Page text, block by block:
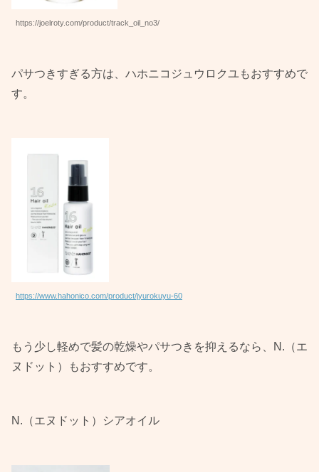
https://joelroty.com/product/track_oil_no3/
パサつきすぎる方は、ハホニコジュウロクユもおすすめで
す。
https://www.hahonico.com/product/jyurokuyu-60
もう少し軽めで髪の乾燥やパサつきを抑えるなら、N.（エ
ヌドット）もおすすめです。
N.（エヌドット）シアオイル